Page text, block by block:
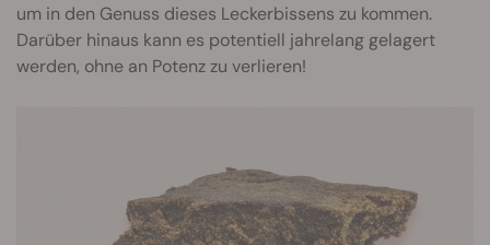
um in den Genuss dieses Leckerbissens zu kommen.
Darüber hinaus kann es potentiell jahrelang gelagert
werden, ohne an Potenz zu verlieren!